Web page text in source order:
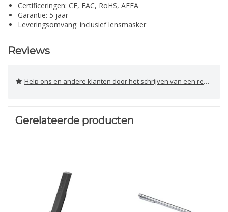
Certificeringen: CE, EAC, RoHS, AEEA
Garantie: 5 jaar
Leveringsomvang: inclusief lensmasker
Reviews
Help ons en andere klanten door het schrijven van een review
Gerelateerde producten